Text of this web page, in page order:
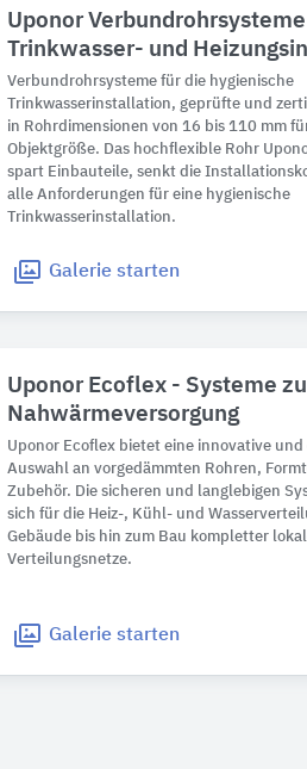
Uponor
Trinkwasser- und
Verbundrohrsysteme für die hygienische
Trinkwasserinstallation, geprüfte und
in Rohrdimensionen von 16 bis 110 mm
Objektgröße. Das hochflexible Rohr
spart Einbauteile, senkt die
alle Anforderungen für eine hygienische
Trinkwasserinstallation.
Galerie starten
Uponor Ecoflex - Systeme
Nahwärmeversorgung
Uponor Ecoflex bietet eine innovative
Auswahl an vorgedämmten Rohren,
Zubehör. Die sicheren und langlebigen
sich für die Heiz-, Kühl- und
Gebäude bis hin zum Bau kompletter
Verteilungsnetze.
Galerie starten